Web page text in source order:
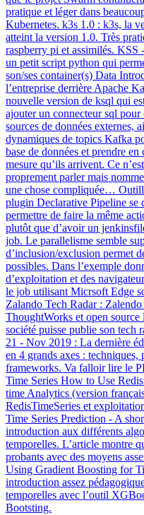
pratique et léger dans
Kubernetes. k3s 1.0 : k3s, la
atteint la version 1.0. Très
raspberry pi et assimilés. KSS
un petit script python qui
son/ses container(s) Data
l’entreprise derrière Apache
nouvelle version de ksql qui
ajouter un connecteur sql pour
sources de données externes,
dynamiques de topics Kafka
base de données et prendre
mesure qu’ils arrivent. Ce
proprement parler mais
une chose compliquée…
plugin Declarative Pipeline se
permettre de faire la même
plutôt que d’avoir un
job. Le parallelisme semble
d’inclusion/exclusion permet
possibles. Dans l’exemple
d’exploitation et des
le job utilisant Micrsoft Edge
Zalando Tech Radar :
ThoughtWorks et open
société puisse publie son tech
21 - Nov 2019 : La dernière
en 4 grands axes :
frameworks. Va falloir lire le
Time Series How to Use
time Analytics (version
RedisTimeSeries et
Time Series Prediction - A
introduction aux différents
temporelles. L’article montre
probants avec des moyens
Using Gradient Boosting for
introduction assez
temporelles avec l’outil
Bootsting.